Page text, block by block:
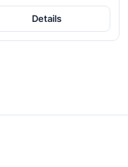
Details